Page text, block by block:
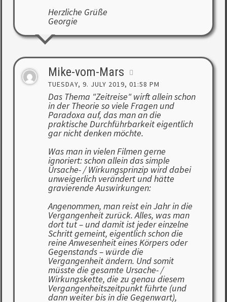
Herzliche Grüße
Georgie
Mike-vom-Mars
TUESDAY, 9. JULY 2019, 01:58 PM
Das Thema "Zeitreise" wirft allein schon
in der Theorie so viele Fragen und
Paradoxa auf, das man an die
praktische Durchführbarkeit eigentlich
gar nicht denken möchte.
Was man in vielen Filmen gerne
ignoriert: schon allein das simple
Ursache- / Wirkungsprinzip wird dabei
unweigerlich verändert und hätte
gravierende Auswirkungen:
Angenommen, man reist ein Jahr in die
Vergangenheit zurück. Alles, was man
dort tut – und damit ist jeder einzelne
Schritt gemeint, eigentlich schon die
reine Anwesenheit eines Körpers oder
Gegenstands – würde die
Vergangenheit ändern. Und somit
müsste die gesamte Ursache- /
Wirkungskette, die zu genau diesem
Vergangenheitszeitpunkt führte (und
dann weiter bis in die Gegenwart),